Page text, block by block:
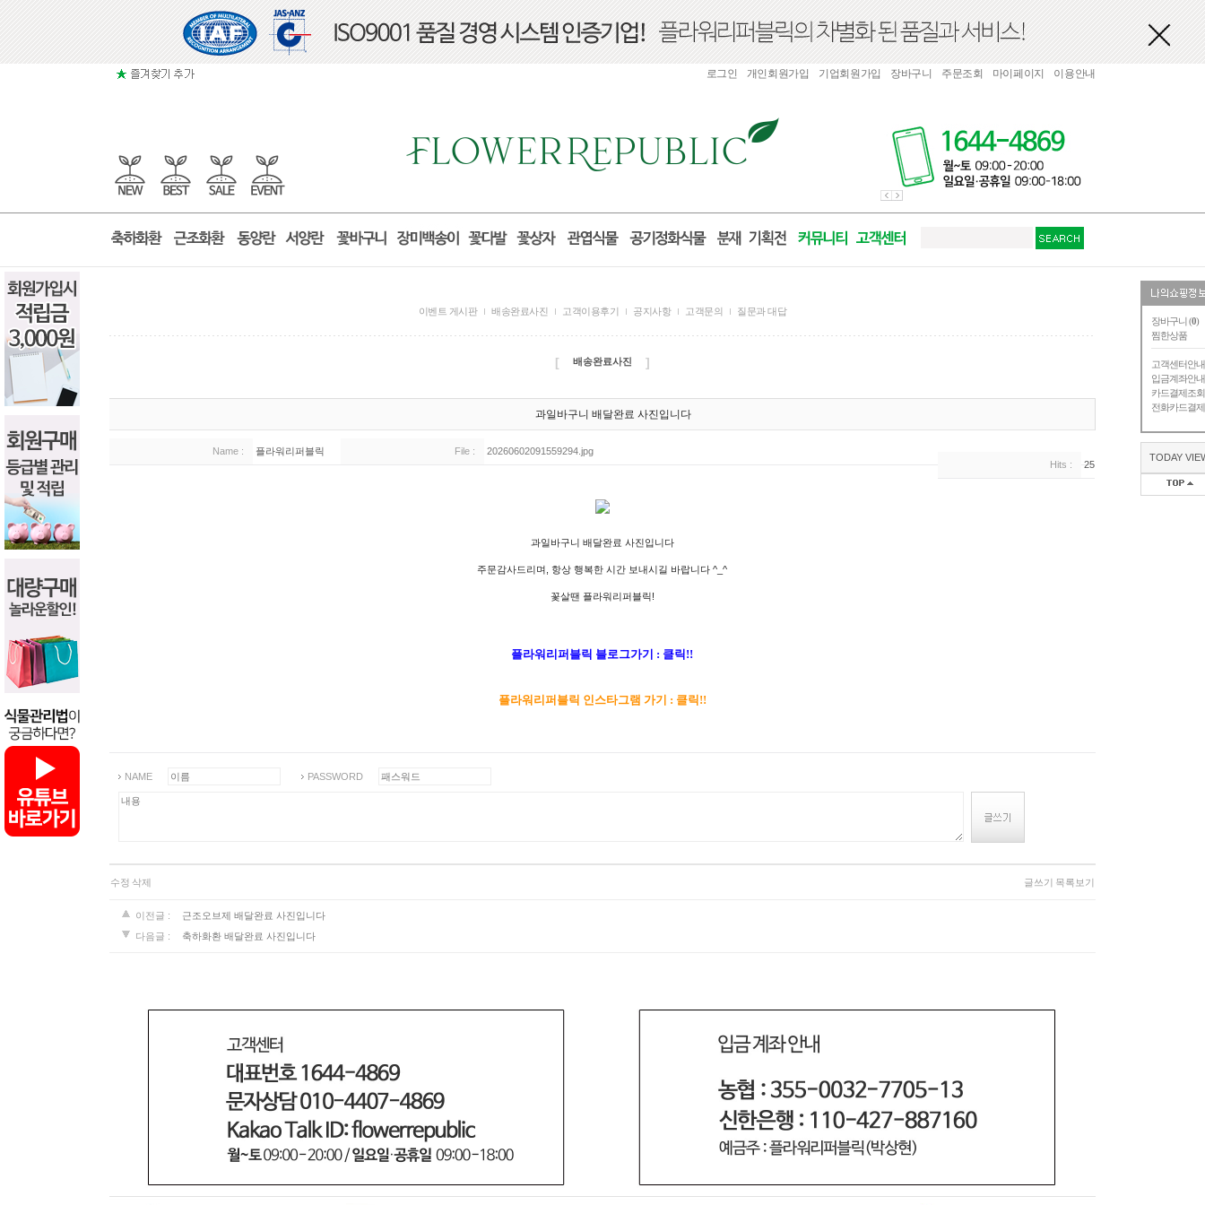
장바구니 (0)
찜한상품
고객센터안내
입금계좌안내
카드결제조회
전화카드결제
TODAY
로그인 개인회원가입 기업회원가입 장바구니 주문조회 마이페이지 이용안내
이벤트 게시판 배송완료사진 고객이용후기 공지사항 고객문의 질문과 대답
[ 배송완료사진 ]
과일바구니 배달완료 사진입니다
Name : 플라워리퍼블릭 File :
20260602091559294.jpg
Hits :
25
과일바구니 배달완료 사진입니다
주문감사드리며, 항상 행복한 시간 보내시길 바랍니다 ^_^
꽃살땐 플라워리퍼블릭!
플라워리퍼블릭 블로그가기 : 클릭!!
플라워리퍼블릭 인스타그램 가기 : 클릭!!
NAME PASSWORD
수정 삭제 글쓰기 목록보기
이전글 :
근조오브제 배달완료 사진입니다
다음글 :
축하화환 배달완료 사진입니다